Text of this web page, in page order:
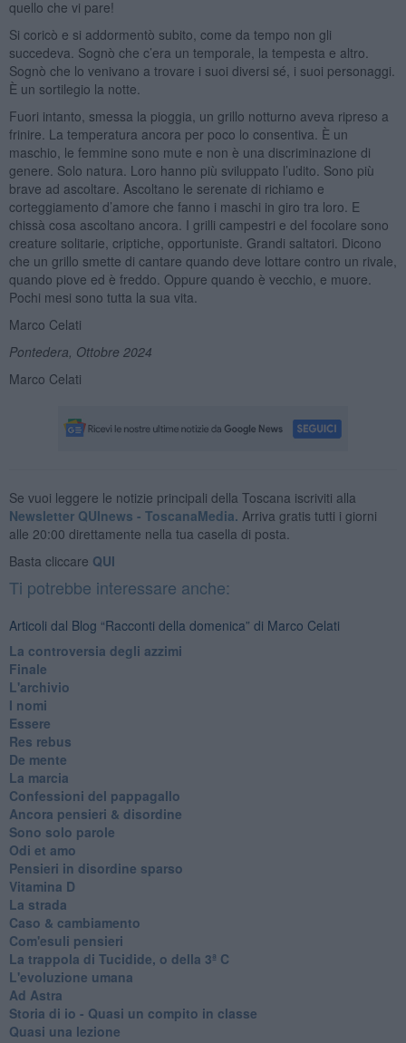
quello che vi pare!
Si coricò e si addormentò subito, come da tempo non gli
succedeva. Sognò che c’era un temporale, la tempesta e altro.
Sognò che lo venivano a trovare i suoi diversi sé, i suoi personaggi.
È un sortilegio la notte.
Fuori intanto, smessa la pioggia, un grillo notturno aveva ripreso a
frinire. La temperatura ancora per poco lo consentiva. È un
maschio, le femmine sono mute e non è una discriminazione di
genere. Solo natura. Loro hanno più sviluppato l’udito. Sono più
brave ad ascoltare. Ascoltano le serenate di richiamo e
corteggiamento d’amore che fanno i maschi in giro tra loro. E
chissà cosa ascoltano ancora. I grilli campestri e del focolare sono
creature solitarie, criptiche, opportuniste. Grandi saltatori. Dicono
che un grillo smette di cantare quando deve lottare contro un rivale,
quando piove ed è freddo. Oppure quando è vecchio, e muore.
Pochi mesi sono tutta la sua vita.
Marco Celati
Pontedera, Ottobre 2024
Marco Celati
Se vuoi leggere le notizie principali della Toscana iscriviti alla
Newsletter QUInews - ToscanaMedia. Arriva gratis tutti i giorni
alle 20:00 direttamente nella tua casella di posta.
Basta cliccare QUI
Ti potrebbe interessare anche:
Articoli dal Blog “Racconti della domenica” di Marco Celati
La controversia degli azzimi
Finale
L'archivio
I nomi
Essere
Res rebus
De mente
La marcia
Confessioni del pappagallo
Ancora pensieri & disordine
Sono solo parole
Odi et amo
Pensieri in disordine sparso
Vitamina D
La strada
Caso & cambiamento
Com'esuli pensieri
La trappola di Tucidide, o della 3ª C
L'evoluzione umana
Ad Astra
Storia di io - Quasi un compito in classe
Quasi una lezione